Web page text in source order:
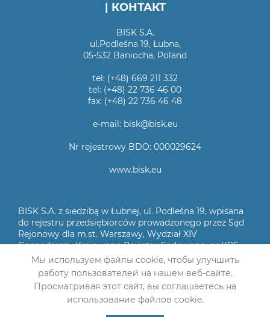
| КОНТАКТ
BISK S.A.
ul.Podleśna 19, Łubna,
05-532 Baniocha, Poland
tel: (+48) 669 211 332
tel: (+48) 22 736 46 00
fax: (+48) 22 736 46 48
e-mail: bisk@bisk.eu
Nr rejestrowy BDO: 000029624
www.bisk.eu
BISK S.A. z siedzibą w Łubnej, ul. Podleśna 19, wpisana
do rejestru przedsiębiorców prowadzonego przez Sąd
Rejonowy dla m.st. Warszawy, Wydział XIV
Gospodarczy Krajowego Rejestru Sądowego, nr KRS
0000041467, NIP 1230030809, kapitał zakładowy
2.000.000 zł wpłacony w całości
© 2021 BISK S.A.
Мы используем файлы cookie, чтобы улучшить
работу пользователей на нашем веб-сайте.
Просматривая этот сайт, вы соглашаетесь на
использование файлов cookie.